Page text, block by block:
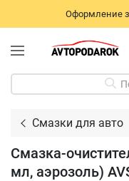
Оформление
Смазки для авто
Смазка-
мл, аэрозоль)